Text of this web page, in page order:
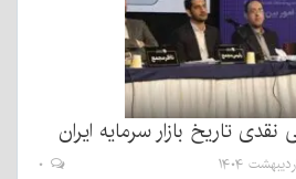
تاریخ بازار سرمایه ایران